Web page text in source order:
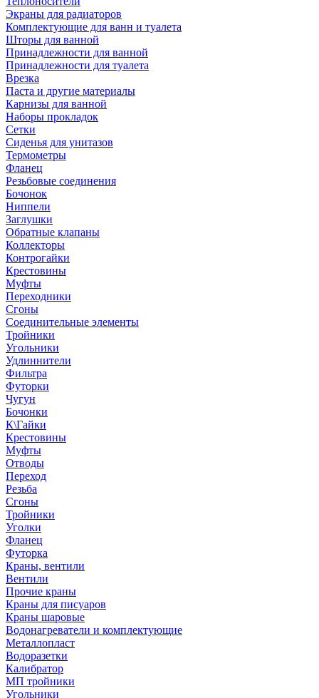
Экраны для радиаторов
Комплектующие для ванн и туалета
Шторы для ванной
Принадлежности для ванной
Принадлежности для туалета
Врезка
Паста и другие материалы
Карнизы для ванной
Наборы прокладок
Сетки
Сиденья для унитазов
Термометры
Фланец
Резьбовые соединения
Бочонок
Ниппели
Заглушки
Обратные клапаны
Коллекторы
Контрогайки
Крестовины
Муфты
Переходники
Сгоны
Соединительные элементы
Тройники
Угольники
Удлиннители
Фильтра
Футорки
Чугун
Бочонки
К\Гайки
Крестовины
Муфты
Отводы
Переход
Резьба
Сгоны
Тройники
Уголки
Фланец
Футорка
Краны, вентили
Вентили
Прочие краны
Краны для писуаров
Краны шаровые
Водонагреватели и комплектующие
Металлопласт
Водоразетки
Калибратор
МП тройники
Угольники